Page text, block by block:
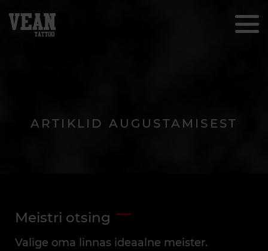
ARTIKLID AUGUSTAMISEST
Meistri otsing
Valige oma linnas ideaalne meister.